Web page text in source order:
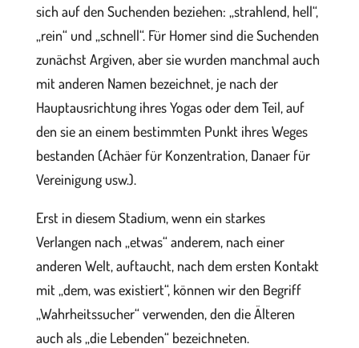
sich auf den Suchenden beziehen: „strahlend, hell“,
„rein“ und „schnell“. Für Homer sind die Suchenden
zunächst Argiven, aber sie wurden manchmal auch
mit anderen Namen bezeichnet, je nach der
Hauptausrichtung ihres Yogas oder dem Teil, auf
den sie an einem bestimmten Punkt ihres Weges
bestanden (Achäer für Konzentration, Danaer für
Vereinigung usw.).
Erst in diesem Stadium, wenn ein starkes
Verlangen nach „etwas“ anderem, nach einer
anderen Welt, auftaucht, nach dem ersten Kontakt
mit „dem, was existiert“, können wir den Begriff
„Wahrheitssucher“ verwenden, den die Älteren
auch als „die Lebenden“ bezeichneten.